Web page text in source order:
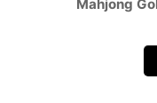
Mahjong